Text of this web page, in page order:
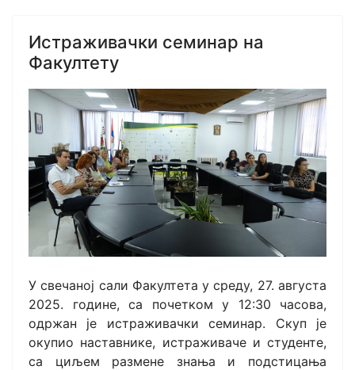
Истраживачки семинар на
Факултету
У свечаној сали Факултета у среду, 27. августа
2025. године, са почетком у 12:30 часова,
одржан је истраживачки семинар. Скуп је
окупио наставнике, истраживаче и студенте,
са циљем размене знања и подстицања